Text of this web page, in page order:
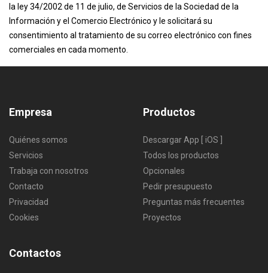
la ley 34/2002 de 11 de julio, de Servicios de la Sociedad de la
Información y el Comercio Electrónico y le solicitará su
consentimiento al tratamiento de su correo electrónico con fines
comerciales en cada momento.
Empresa
Quiénes somos
Servicios
Trabaja con nosotros
Contacto
Privacidad
Cookies
Productos
Descargar App [ iOS ]
Todos los productos
Opcionales
Pedir presupuesto
Preguntas más frecuentes
Proyectos
Contactos